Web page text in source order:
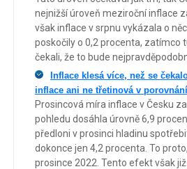
nejnižší úroveň meziroční inflace
však inflace v srpnu vykázala o
poskočily o 0,2 procenta,
čekali, že to bude
Inflace klesá více, než se
inflace ani ne třetinová v
Prosincová míra inflace v Česku
pohledu dosáhla úrovně 6,9
předloni v prosinci hladinu
dokonce jen 4,2 procenta. To
prosince 2022. Tento efekt však